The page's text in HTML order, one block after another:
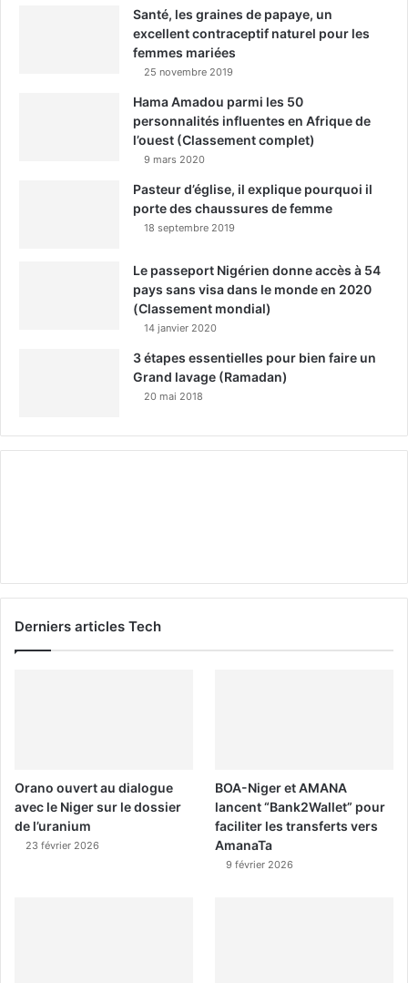
Santé, les graines de papaye, un
excellent contraceptif naturel pour les
femmes mariées
25 novembre 2019
Hama Amadou parmi les 50
personnalités influentes en Afrique de
l’ouest (Classement complet)
9 mars 2020
Pasteur d’église, il explique pourquoi il
porte des chaussures de femme
18 septembre 2019
Le passeport Nigérien donne accès à 54
pays sans visa dans le monde en 2020
(Classement mondial)
14 janvier 2020
3 étapes essentielles pour bien faire un
Grand lavage (Ramadan)
20 mai 2018
Derniers articles Tech
Orano ouvert au dialogue
avec le Niger sur le dossier
de l’uranium
23 février 2026
BOA-Niger et AMANA
lancent “Bank2Wallet” pour
faciliter les transferts vers
AmanaTa
9 février 2026